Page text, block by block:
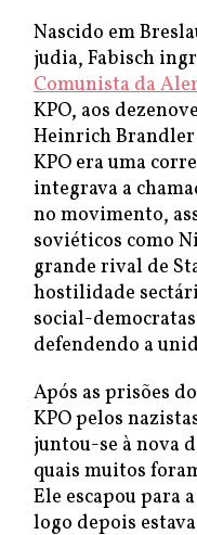
Nascido em
judia, Fabisch
Comunista da
KPO, aos
Heinrich Brandler
KPO era uma
integrava a
no movimento,
soviéticos como
grande rival de
hostilidade
social-
defendendo a
Após as prisões
KPO pelos
juntou-se à nova
quais muitos
Ele escapou para
logo depois